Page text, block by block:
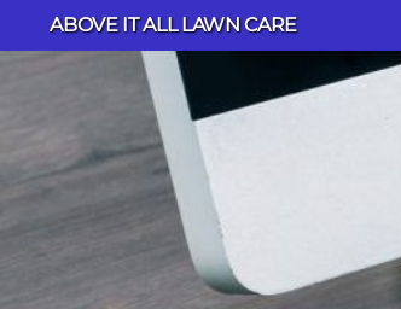
to
ABOVE IT ALL LAWN CARE